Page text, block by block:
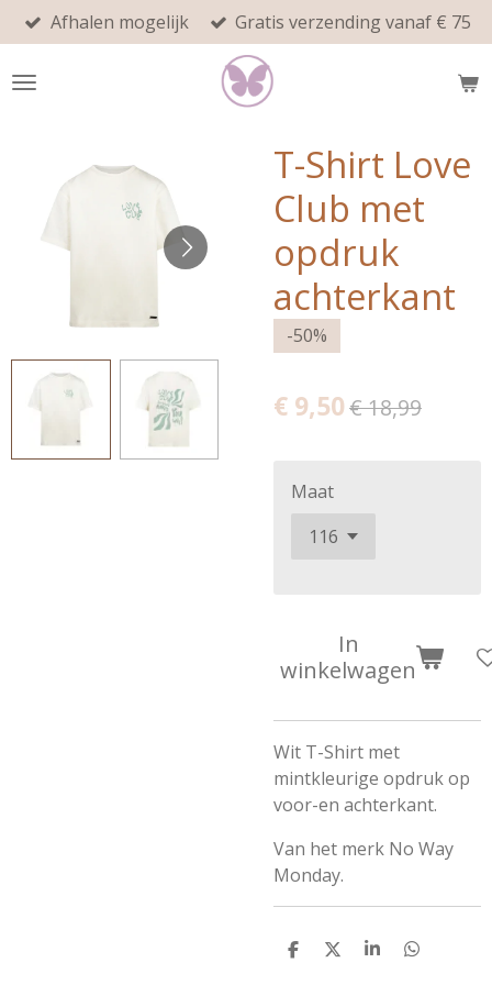
Ga
direct
naar
Afhalen mogelijk Gratis verzending vanaf € 75
T-Shirt Love
Club met
opdruk
achterkant
-50%
€ 9,50€ 18,99
Maat
In
winkelwagen
Wit T-Shirt met
mintkleurige opdruk op
voor-en achterkant.
Van het merk No Way
Monday.
D
D
S
D